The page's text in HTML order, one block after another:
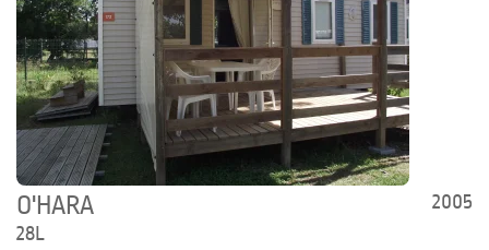
2005
O'HARA
28L